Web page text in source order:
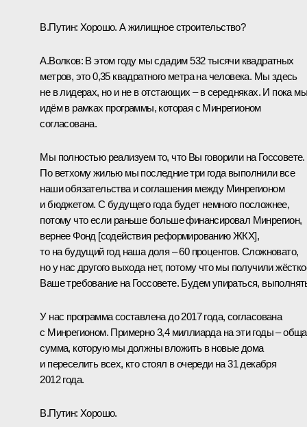
В.Путин: Хорошо. А жилищное строительство?
А.Волков: В этом году мы сдадим 532 тысячи квадратных
метров, это 0,35 квадратного метра на человека. Мы здесь
не в лидерах, но и не в отстающих – в середняках. И пока мы
идём в рамках программы, которая с Минрегионом
согласована.
Мы полностью реализуем то, что Вы говорили на Госсовете.
По ветхому жилью мы последние три года выполнили все
наши обязательства и соглашения между Минрегионом
и бюджетом. С будущего года будет немного посложнее,
потому что если раньше больше финансировал Минрегион,
вернее Фонд [содействия реформированию ЖКХ],
то на будущий год наша доля – 60 процентов. Сложновато,
но у нас другого выхода нет, потому что мы получили
Ваше требование на Госсовете. Будем упираться,
У нас программа составлена до 2017 года, согласована
с Минрегионом. Примерно 3,4 миллиарда на эти годы –
сумма, которую мы должны вложить в новые дома
и переселить всех, кто стоял в очереди на 31 декабря
2012 года.
В.Путин: Хорошо.